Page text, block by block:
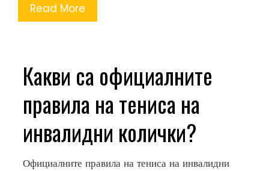
Read More
Какви са официалните
правила на тениса на
инвалидни колички?
Официалните правила на тениса на инвалидни